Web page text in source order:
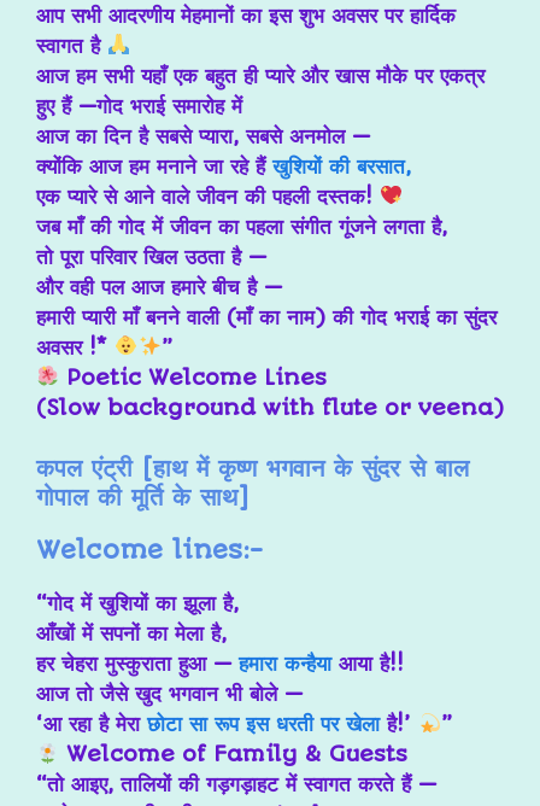
आप सभी आदरणीय मेहमानों का इस शुभ अवसर पर हार्दिक
स्वागत है
आज हम सभी यहाँ एक बहुत ही प्यारे और खास मौके पर एकत्र
हुए हैं —गोद भराई समारोह में
आज का दिन है सबसे प्यारा, सबसे अनमोल —
क्योंकि आज हम मनाने जा रहे हैंखुशियों की बरसात,
एक प्यारे से आने वाले जीवन की पहली दस्तक!
जब माँ की गोद में जीवन का पहला संगीत गूंजने लगता है,
तो पूरा परिवार खिल उठता है —
और वही पल आज हमारे बीच है —
हमारी प्यारी माँ बनने वाली (माँ का नाम) की गोद भराई का सुंदर
अवसर !*
”
Poetic Welcome Lines
(Slow background with flute or veena)
कपल एंट्री [हाथ में कृष्ण भगवान के सुंदर से बाल
गोपाल की मूर्ति के साथ]
Welcome lines:-
“गोद में खुशियों का झूला है,
आँखों में सपनों का मेला है,
हर चेहरा मुस्कुराता हुआ —हमारा कन्हैयाआया है!!
आज तो जैसे खुद भगवान भी बोले —
‘आ रहा है मेराछोटा सा रूप इस धरती पर खेलाहै!’
”
Welcome of Family & Guests
“तो आइए, तालियों की गड़गड़ाहट में स्वागत करते हैं —